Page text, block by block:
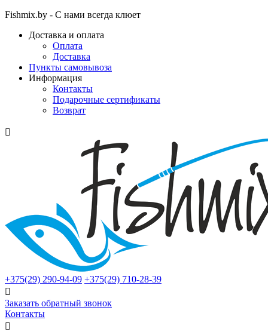
Fishmix.by - С нами всегда клюет
Доставка и оплата
Оплата
Доставка
Пункты самовывоза
Информация
Контакты
Подарочные сертификаты
Возврат

+375(29) 290-94-09 +375(29) 710-28-39

Заказать обратный звонок
Контакты
